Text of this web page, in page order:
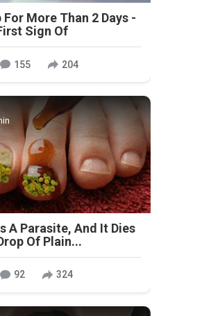
For More Than 2 Days -
Sign Of
155 204
A Parasite, And It Dies
Of Plain...
92 324